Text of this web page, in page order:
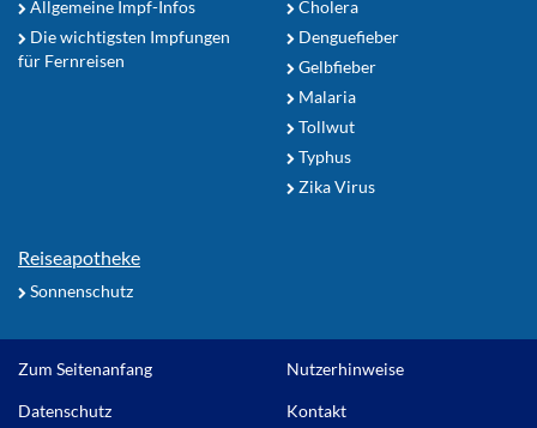
Allgemeine Impf-Infos
Die wichtigsten Impfungen
für Fernreisen
Cholera
Denguefieber
Gelbfieber
Malaria
Tollwut
Typhus
Zika Virus
Reiseapotheke
Sonnenschutz
Zum Seitenanfang Nutzerhinweise
Datenschutz Kontakt